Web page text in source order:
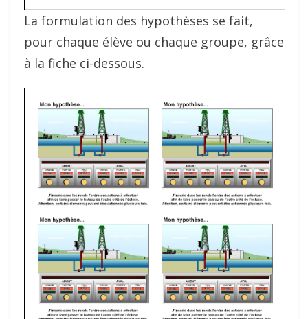
La formulation des hypothèses se fait,
pour chaque élève ou chaque groupe, grâce
à la fiche ci-dessous.